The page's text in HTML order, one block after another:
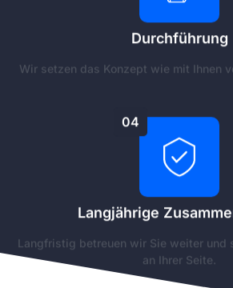
Durchführung
Wir setzen das Konzept wie mit Ihnen
04
Langjährige
Langfristig betreuen wir Sie weiter und
an Ihrer Seite.